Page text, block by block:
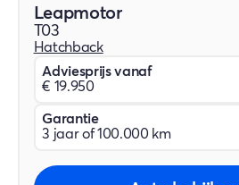
Leapmotor
T03
Hatchback
Adviesprijs vanaf
€ 19.950
Garantie
3 jaar of 100.000 km